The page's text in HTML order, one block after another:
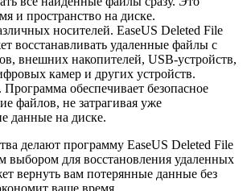
и пространство на диске.
носителей. EaseUS Deleted File
восстанавливать удаленные файлы с
внешних накопителей, USB-устройств,
камер и других устройств.
Программа обеспечивает безопасное
файлов, не затрагивая уже
данные на диске.
делают программу EaseUS Deleted File
выбором для восстановления удаленных
вернуть вам потерянные данные без